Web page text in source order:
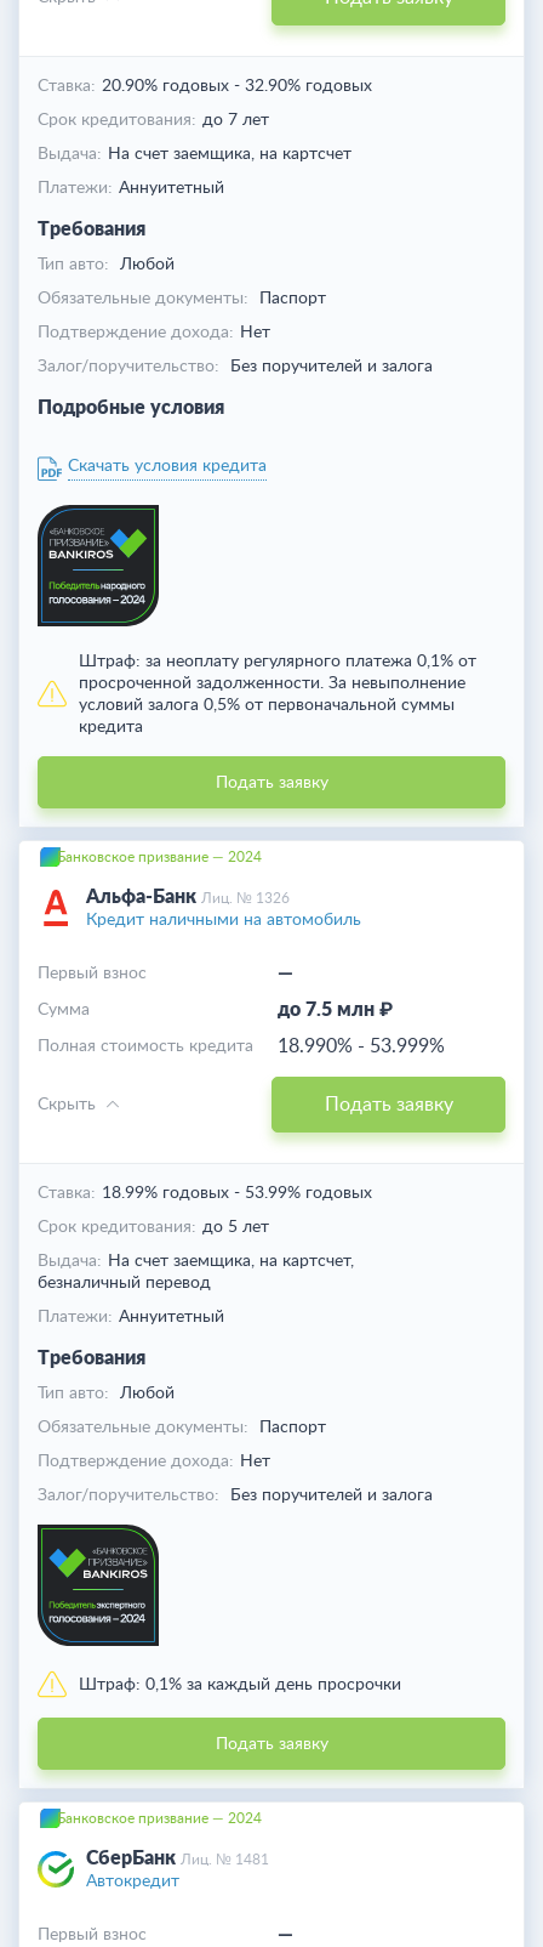
Ставка: 20.90% годовых - 32.90% годовых
Срок кредитования: до 7 лет
Выдача: На счет заемщика, на картсчет
Платежи: Аннуитетный
Требования
Тип авто:
Любой
Обязательные документы:
Паспорт
Подтверждение дохода: Нет
Залог/поручительство:
Без поручителей и залога
Подробные условия
Скачать условия кредита
Штраф: за неоплату регулярного платежа 0,1% от
просроченной задолженности. За невыполнение
условий залога 0,5% от первоначальной суммы
кредита
Подать заявку
Банковское призвание — 2024
Альфа-Банк Лиц. № 1326
Кредит наличными на автомобиль
—
Первый взнос
до 7.5 млн ₽
Cумма
18.990% - 53.999%
Полная стоимость кредита
Подать заявку
Скрыть
Ставка: 18.99% годовых - 53.99% годовых
Срок кредитования: до 5 лет
Выдача: На счет заемщика, на картсчет,
безналичный перевод
Платежи: Аннуитетный
Требования
Тип авто:
Любой
Обязательные документы:
Паспорт
Подтверждение дохода: Нет
Залог/поручительство:
Без поручителей и залога
Штраф: 0,1% за каждый день просрочки
Подать заявку
Банковское призвание — 2024
СберБанк Лиц. № 1481
Автокредит
—
Первый взнос